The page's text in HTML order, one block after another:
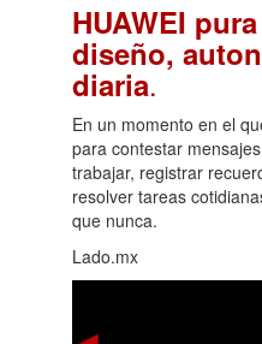
HUAWEI
diseño,
diaria.
En un momento en el
para contestar
trabajar, registrar
resolver tareas
que nunca.
Lado.mx